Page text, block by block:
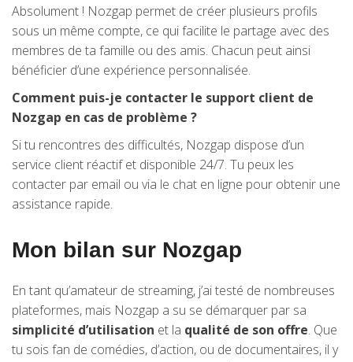
Absolument ! Nozgap permet de créer plusieurs profils
sous un même compte, ce qui facilite le partage avec des
membres de ta famille ou des amis. Chacun peut ainsi
bénéficier d’une expérience personnalisée.
Comment puis-je contacter le support client de
Nozgap en cas de problème ?
Si tu rencontres des difficultés, Nozgap dispose d’un
service client réactif et disponible 24/7. Tu peux les
contacter par email ou via le chat en ligne pour obtenir une
assistance rapide.
Mon bilan sur Nozgap
En tant qu’amateur de streaming, j’ai testé de nombreuses
plateformes, mais Nozgap a su se démarquer par sa
simplicité d’utilisation et la qualité de son offre. Que
tu sois fan de comédies, d’action, ou de documentaires, il y